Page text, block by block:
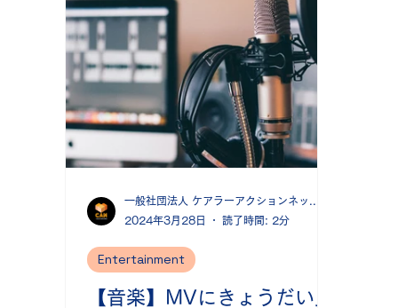
【音楽】MVにきょうだい児
Entertainment
2024年3月28日
読了時間: 2分